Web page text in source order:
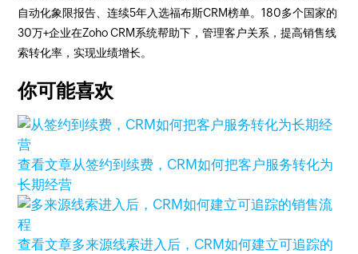
自动化象限报告、连续5年入选福布斯CRM榜单。180多个国家的
30万+企业在Zoho CRM系统帮助下，管理客户关系，提高销售线
索转化率，实现业绩增长。
你可能喜欢
查看文章从签约到续费，CRM如何把客户服务转化为
长期经营
查看文章多来源线索进入后，CRM如何建立可追踪的